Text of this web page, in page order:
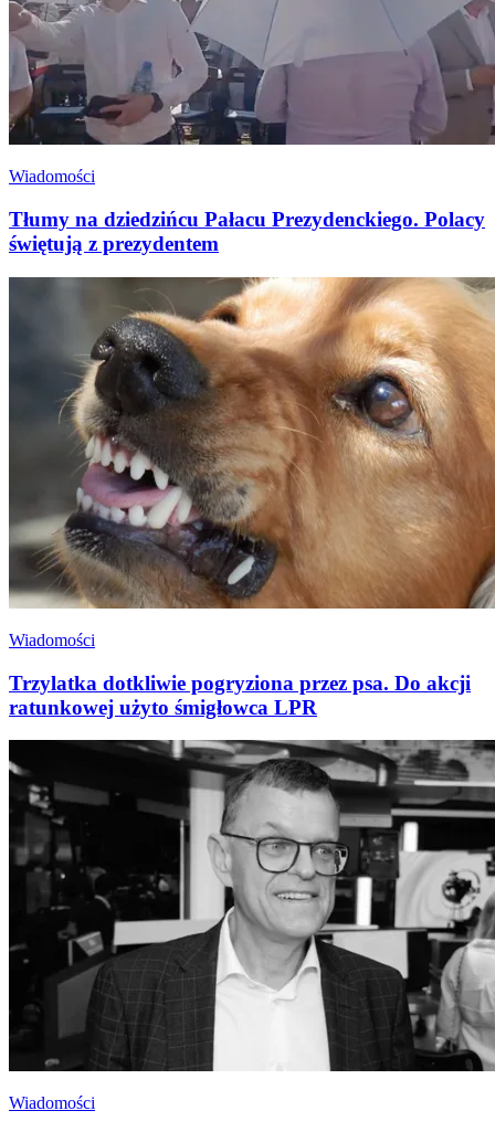
Wiadomości
Tłumy na dziedzińcu Pałacu Prezydenckiego. Polacy
świętują z prezydentem
Wiadomości
Trzylatka dotkliwie pogryziona przez psa. Do akcji
ratunkowej użyto śmigłowca LPR
Wiadomości